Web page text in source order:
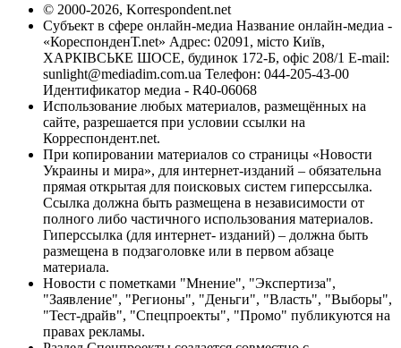
© 2000-2026, Korrespondent.net
Субъект в сфере онлайн-медиа Название онлайн-медиа -
«КореспонденТ.net» Адрес: 02091, місто Київ,
ХАРКІВСЬКЕ ШОСЕ, будинок 172-Б, офіс 208/1 E-mail:
sunlight@mediadim.com.ua Телефон: 044-205-43-00
Идентификатор медиа - R40-06068
Использование любых материалов, размещённых на
сайте, разрешается при условии ссылки на
Корреспондент.net.
При копировании материалов со страницы «Новости
Украины и мира», для интернет-изданий – обязательна
прямая открытая для поисковых систем гиперссылка.
Ссылка должна быть размещена в независимости от
полного либо частичного использования материалов.
Гиперссылка (для интернет- изданий) – должна быть
размещена в подзаголовке или в первом абзаце
материала.
Новости с пометками "Мнение", "Экспертиза",
"Заявление", "Регионы", "Деньги", "Власть", "Выборы",
"Тест-драйв", "Спецпроекты", "Промо" публикуются на
правах рекламы.